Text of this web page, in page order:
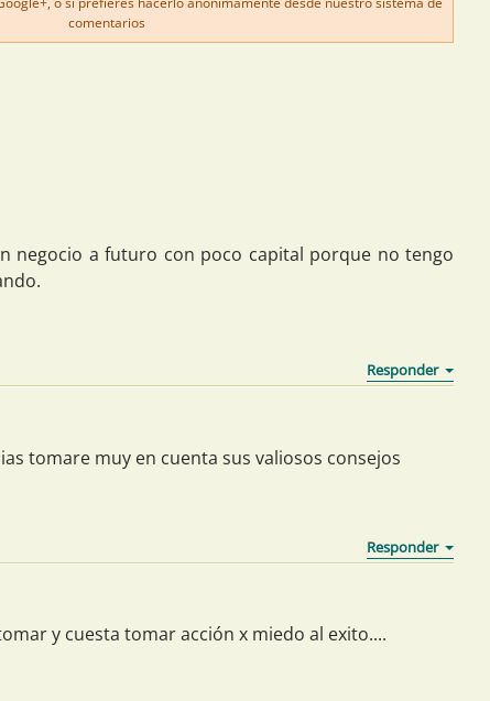
comentarios
negocio a futuro con poco capital porque no tengo
tomare muy en cuenta sus valiosos consejos
y cuesta tomar acción x miedo al exito....